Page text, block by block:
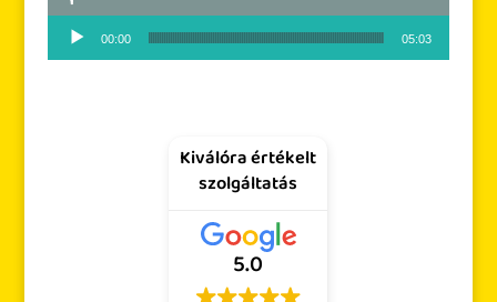
Audió lejátszó
00:00 05:03
Kiválóra értékelt
szolgáltatás
5.0